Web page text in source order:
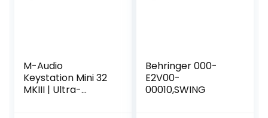
M-Audio
Keystation Mini 32
MKIII | Ultra-
Behringer 000-
E2V00-
00010,SWING